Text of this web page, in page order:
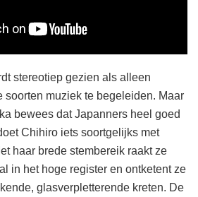
stereotiep gezien als alleen
soorten muziek te begeleiden. Maar
bewees dat Japanners heel goed
Chihiro iets soortgelijks met
haar brede stembereik raakt ze
in het hoge register en ontketent ze
glasverpletterende kreten. De